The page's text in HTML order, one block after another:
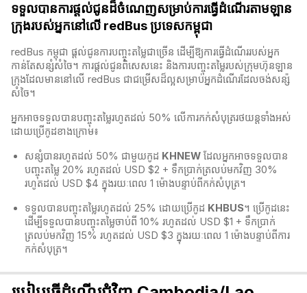
ទទួលបានការផ្តល់ជូនដ៏ចំណេញសម្រាប់ការធ្វើដំណើរតាមឡាន
ក្រុងរបស់អ្នកនៅលើ redBus ប្រទេសកម្ពុជា
redBus កម្ពុជា​ ផ្តល់ជូនការបញ្ចុះតម្លៃជាច្រើន ដើម្បីឱ្យការធ្វើដំណើររបស់អ្នក
កាន់តែសន្សំសំចៃ។ ការផ្តល់ជូនពិសេសនេះ និងការបញ្ចុះតម្លៃរបស់ក្រុមហ៊ុនឡាន
ក្រុងដែលមាននៅលើ redBus​ ជាជម្រើសដ៏ល្អសម្រាប់អ្នកដំណើរដែលចង់សន្ស៉
សំចៃ។
អ្នកអាចទទួលបានបញ្ចុះតម្លៃរហូតដល់ 50% លើការកក់សំបុត្ររថយន្តទាំងអស់
ដោយប្រើកូដខាងក្រោម៖
សន្សំបានរហូតដល់ 50% ជាមួយកូដ KHNEW ដែលអ្នកអាចទទួលបាន
បញ្ចុះតម្លៃ 20% រហូតដល់ USD $2 + ទឹកប្រាក់ត្រលប់មកវិញ 30%
រហូតដល់ USD $4 ក្នុងរយៈពេល 1 ម៉ោងបន្ទាប់ពីកក់សំបុត្រ។
ទទួលបានបញ្ចុះតម្លៃរហូតដល់ 25% ដោយប្រើកូដ KHBUS។ ប្រើកូដនេះ
ដើម្បីទទួលបានបញ្ចុះតម្លៃចាប់ពី 10% រហូតដល់ USD $1 + ទឹកប្រាក់
ត្រលប់មកវិញ 15% រហូតដល់ USD $3 ក្នុងរយៈពេល 1 ម៉ោងបន្ទាប់ពីការ
កក់សំបុត្រ។